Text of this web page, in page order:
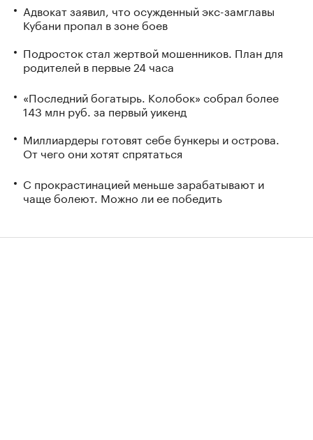
Адвокат заявил, что осужденный экс-замглавы
Кубани пропал в зоне боев
Подросток стал жертвой мошенников. План для
родителей в первые 24 часа
«Последний богатырь. Колобок» собрал более
143 млн руб. за первый уикенд
Миллиардеры готовят себе бункеры и острова.
От чего они хотят спрятаться
С прокрастинацией меньше зарабатывают и
чаще болеют. Можно ли ее победить